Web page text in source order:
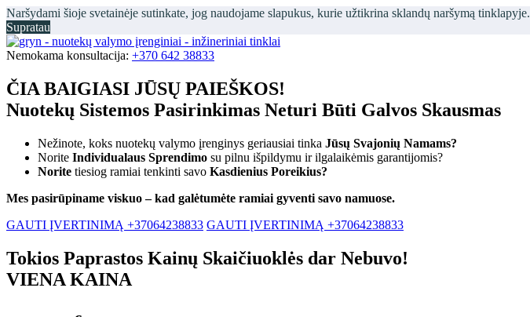
Naršydami šioje svetainėje sutinkate, jog naudojame slapukus, kurie užtikrina sklandų naršymą tinklapyje.
Supratau
Nemokama konsultacija: +370 642 38833
ČIA BAIGIASI JŪSŲ PAIEŠKOS!
Nuotekų Sistemos Pasirinkimas Neturi Būti Galvos Skausmas
Nežinote, koks nuotekų valymo įrenginys geriausiai tinka Jūsų Svajonių Namams?
Norite Individualaus Sprendimo su pilnu išpildymu ir ilgalaikėmis garantijomis?
Norite tiesiog ramiai tenkinti savo Kasdienius Poreikius?
Mes pasirūpiname viskuo – kad galėtumėte ramiai gyventi savo namuose.
GAUTI ĮVERTINIMĄ +37064238833 GAUTI ĮVERTINIMĄ +37064238833
Tokios Paprastos Kainų Skaičiuoklės dar Nebuvo!
VIENA KAINA